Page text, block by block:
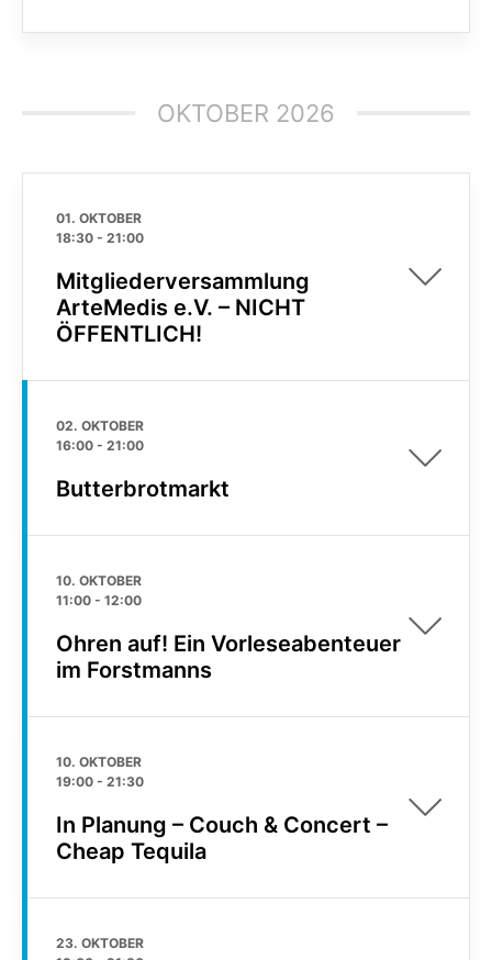
OKTOBER 2026
01. OKTOBER
18:30 - 21:00
Mitgliederversammlung
ArteMedis e.V. – NICHT
ÖFFENTLICH!
02. OKTOBER
16:00 - 21:00
Butterbrotmarkt
10. OKTOBER
11:00 - 12:00
Ohren auf! Ein Vorleseabenteuer
im Forstmanns
10. OKTOBER
19:00 - 21:30
In Planung – Couch & Concert –
Cheap Tequila
23. OKTOBER